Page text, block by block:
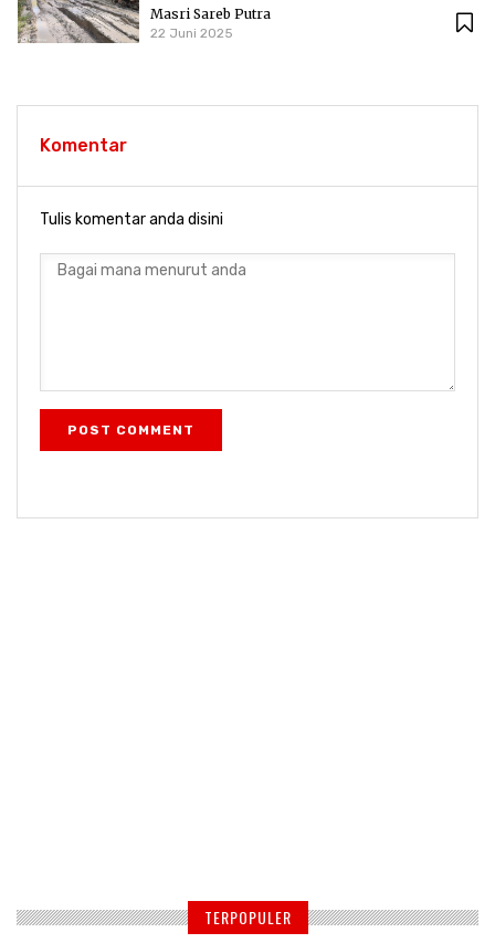
Masri Sareb Putra
22 Juni 2025
Komentar
Tulis komentar anda disini
POST COMMENT
TERPOPULER